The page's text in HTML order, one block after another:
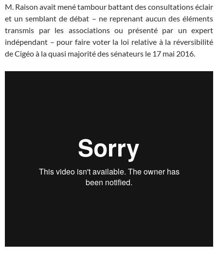
M. Raison avait mené tambour battant des consultations éclair
et un semblant de débat – ne reprenant aucun des éléments
transmis par les associations ou présenté par un expert
indépendant – pour faire voter la loi relative à la réversibilité
de Cigéo à la quasi majorité des sénateurs le 17 mai 2016.